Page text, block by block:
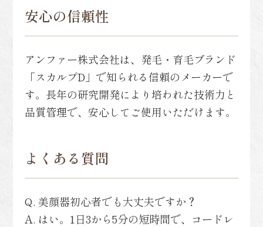
安心の信頼性
アンファー株式会社は、発毛・育毛ブランド
「スカルプD」で知られる信頼のメーカーで
す。長年の研究開発により培われた技術力と
品質管理で、安心してご使用いただけます。
よくある質問
Q. 美顔器初心者でも大丈夫ですか？
A. はい。1日3から5分の短時間で、コードレ